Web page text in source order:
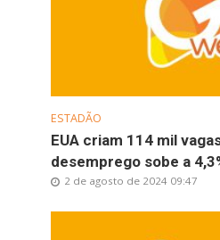
ESTADÃO
EUA criam 114 mil
desemprego sobe a
2 de agosto de 2024 09:47